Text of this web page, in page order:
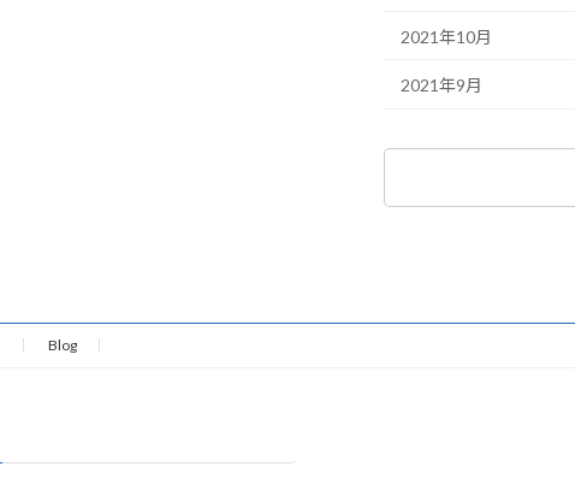
2021年10月
2021年9月
Blog